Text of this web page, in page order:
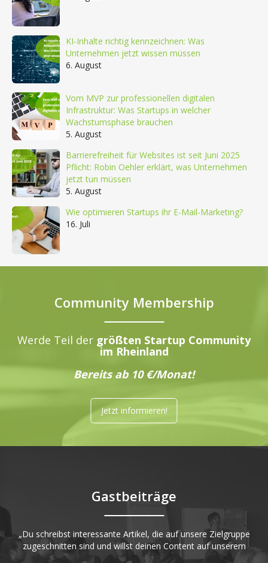
KI-Inhalte richtig kennzeichnen: Was
Unternehmen jetzt wissen müssen
6. August
Vom MVP zur professionellen digitalen
Infrastruktur: Was Startups in welcher
Wachstumsphase brauchen
5. August
Barrierefreiheit für Websites ist seit Juni 2025
Pflicht: Robin Oehler erklärt, was Unternehmen
jetzt tun müssen
5. August
Wie optimieren Startups ihr E-Mail-Marketing?
16. Juli
Community Membership
Werde Teil der größten Startup Community
im Rheinland
Bereits ab 10 €/Monat!
Jetzt informieren!
Gastbeiträge
„Du schreibst interessante Artikel, die auf unsere Zielgruppe
zugeschnitten sind und willst deinen Content auf unserem